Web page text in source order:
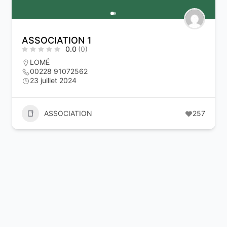
ASSOCIATION 1
0.0 (0)
LOMÉ
00228 91072562
23 juillet 2024
ASSOCIATION 257